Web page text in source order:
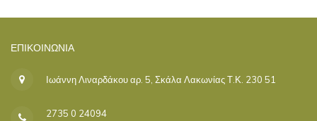
ΕΠΙΚΟΙΝΩΝΊΑ
Ιωάννη Λιναρδάκου αρ. 5, Σκάλα Λακωνίας Τ.Κ. 230 51
2735 0 24094